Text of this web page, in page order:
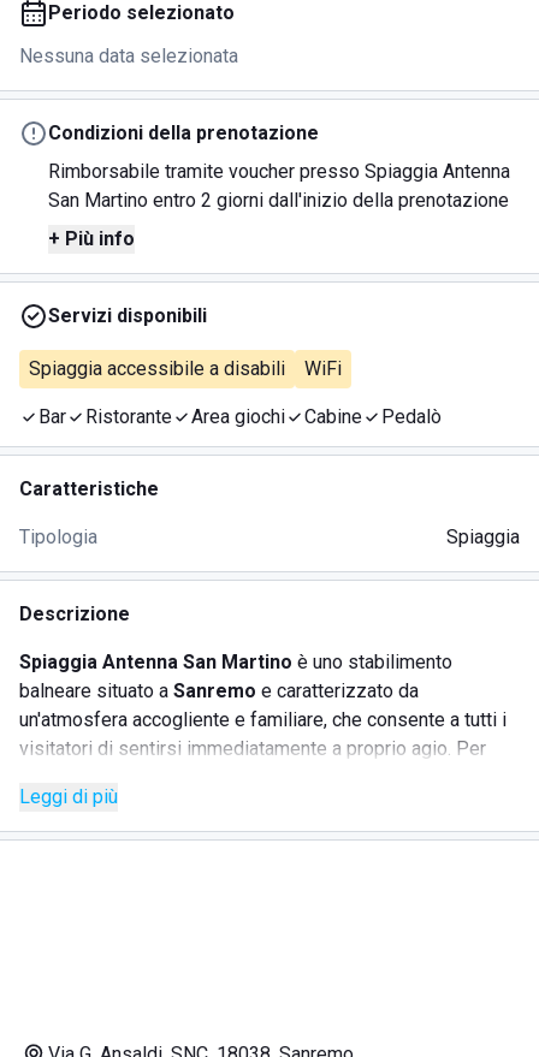
Periodo selezionato
Nessuna data selezionata
Condizioni della prenotazione
Rimborsabile tramite voucher presso Spiaggia Antenna
San Martino entro 2 giorni dall'inizio della prenotazione
+ Più info
Servizi disponibili
Spiaggia accessibile a disabili WiFi
Bar Ristorante Area giochi Cabine Pedalò
Caratteristiche
Tipologia Spiaggia
Descrizione
Spiaggia Antenna San Martino è uno stabilimento
balneare situato a Sanremo e caratterizzato da
un'atmosfera accogliente e familiare, che consente a tutti i
visitatori di sentirsi immediatamente a proprio agio. Per
Sanremo, località famosa per l'omonimo Festival della
canzone italiana, questo stabilimento può rappresentare un
Leggi di più